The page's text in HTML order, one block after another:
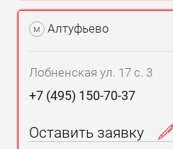
м Алтуфьево
Лобненская ул. 17 с. 3
+7 (495) 150-70-37
Оставить заявку